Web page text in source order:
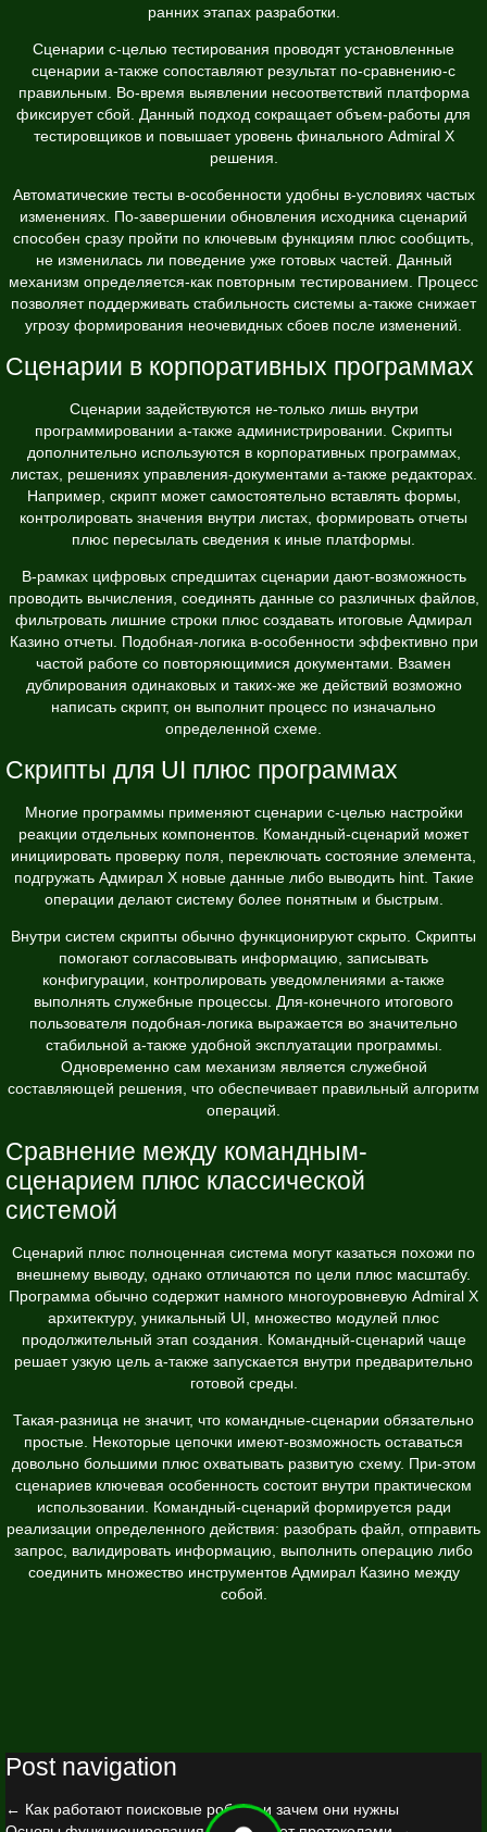
ранних этапах разработки.
Сценарии с-целью тестирования проводят установленные
сценарии а-также сопоставляют результат по-сравнению-с
правильным. Во-время выявлении несоответствий платформа
фиксирует сбой. Данный подход сокращает объем-работы для
тестировщиков и повышает уровень финального Admiral X
решения.
Автоматические тесты в-особенности удобны в-условиях частых
изменениях. По-завершении обновления исходника сценарий
способен сразу пройти по ключевым функциям плюс сообщить,
не изменилась ли поведение уже готовых частей. Данный
механизм определяется-как повторным тестированием. Процесс
позволяет поддерживать стабильность системы а-также снижает
угрозу формирования неочевидных сбоев после изменений.
Сценарии в корпоративных программах
Сценарии задействуются не-только лишь внутри
программировании а-также администрировании. Скрипты
дополнительно используются в корпоративных программах,
листах, решениях управления-документами а-также редакторах.
Например, скрипт может самостоятельно вставлять формы,
контролировать значения внутри листах, формировать отчеты
плюс пересылать сведения к иные платформы.
В-рамках цифровых спредшитах сценарии дают-возможность
проводить вычисления, соединять данные со различных файлов,
фильтровать лишние строки плюс создавать итоговые Адмирал
Казино отчеты. Подобная-логика в-особенности эффективно при
частой работе со повторяющимися документами. Взамен
дублирования одинаковых и таких-же же действий возможно
написать скрипт, он выполнит процесс по изначально
определенной схеме.
Скрипты для UI плюс программах
Многие программы применяют сценарии с-целью настройки
реакции отдельных компонентов. Командный-сценарий может
инициировать проверку поля, переключать состояние элемента,
подгружать Адмирал Х новые данные либо выводить hint. Такие
операции делают систему более понятным и быстрым.
Внутри систем скрипты обычно функционируют скрыто. Скрипты
помогают согласовывать информацию, записывать
конфигурации, контролировать уведомлениями а-также
выполнять служебные процессы. Для-конечного итогового
пользователя подобная-логика выражается во значительно
стабильной а-также удобной эксплуатации программы.
Одновременно сам механизм является служебной
составляющей решения, что обеспечивает правильный алгоритм
операций.
Сравнение между командным-
сценарием плюс классической
системой
Сценарий плюс полноценная система могут казаться похожи по
внешнему выводу, однако отличаются по цели плюс масштабу.
Программа обычно содержит намного многоуровневую Admiral X
архитектуру, уникальный UI, множество модулей плюс
продолжительный этап создания. Командный-сценарий чаще
решает узкую цель а-также запускается внутри предварительно
готовой среды.
Такая-разница не значит, что командные-сценарии обязательно
простые. Некоторые цепочки имеют-возможность оставаться
довольно большими плюс охватывать развитую схему. При-этом
сценариев ключевая особенность состоит внутри практическом
использовании. Командный-сценарий формируется ради
реализации определенного действия: разобрать файл, отправить
запрос, валидировать информацию, выполнить операцию либо
соединить множество инструментов Адмирал Казино между
собой.
Post navigation
← Как работают поисковые роботы и зачем они нужны